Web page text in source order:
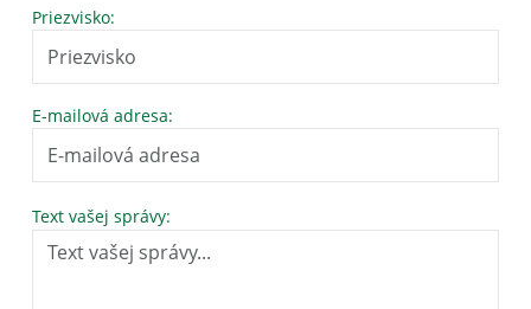
Priezvisko:
E-mailová adresa:
Text vašej správy: